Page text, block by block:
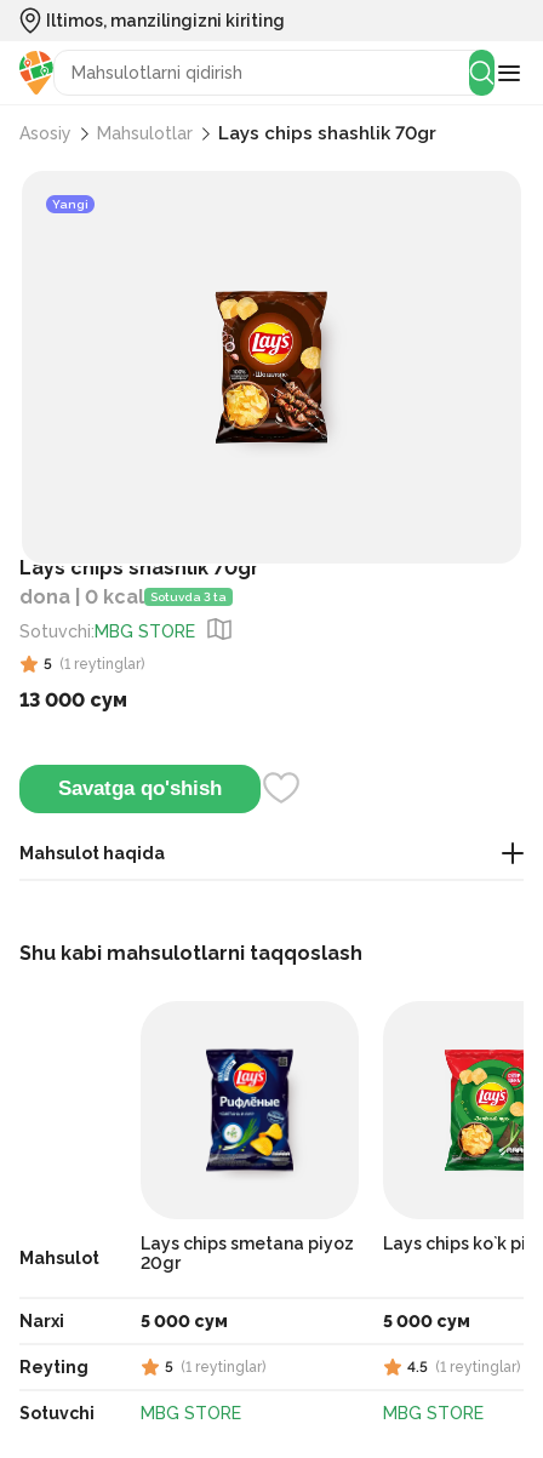
Iltimos, manzilingizni kiriting
Asosiy Mahsulotlar Lays chips shashlik 70gr
Yangi
Lays chips shashlik 70gr
dona | 0 kcal Sotuvda 3 ta
Sotuvchi:MBG STORE
5 (1 reytinglar)
13 000 сум
Savatga qo'shish
Mahsulot haqida
qilish yoki sendvichlarga qo'shish uchun juda mos keladi.
Shu kabi mahsulotlarni taqqoslash
Mahsulot
Narxi
Reyting
Sotuvchi
Lays chips smetana piyoz
20gr
5 000 сум
5 (1 reytinglar)
MBG STORE
Lays chips ko`k
5 000 сум
4.5 (1 reytinglar)
MBG STORE